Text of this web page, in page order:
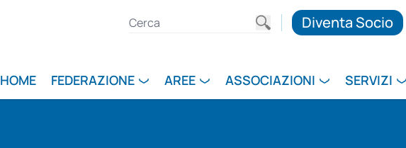
Diventa Socio
HOME FEDERAZIONE AREE ASSOCIAZIONI SERVIZI